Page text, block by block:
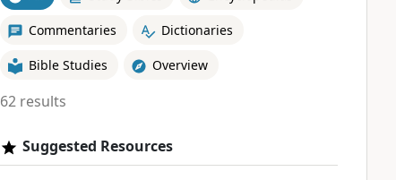
Commentaries Dictionaries
Bible Studies Overview
62 results
Suggested Resources